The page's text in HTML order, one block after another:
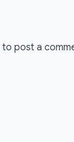
to post a